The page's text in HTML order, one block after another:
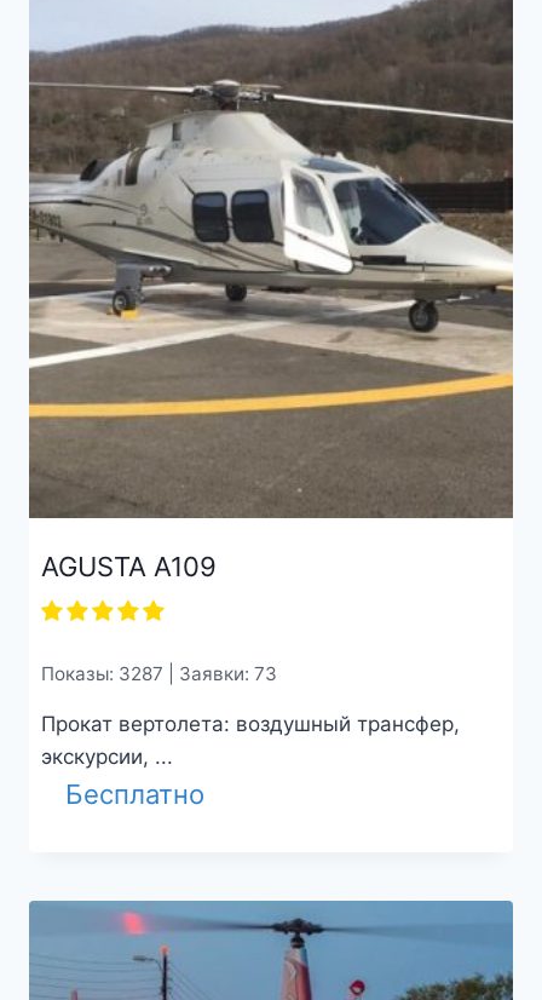
AGUSTA A109
Показы: 3287 | Заявки: 73
Прокат вертолета: воздушный трансфер,
экскурсии, ...
Бесплатно